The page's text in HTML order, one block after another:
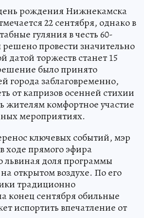
рождения Нижнекамска
22 сентября, однако в
гуляния в честь 60-
провести значительно
датой торжеств станет 15
было принято
города заблаговременно,
от капризов осенней стихии
жителям комфортное участие
мероприятиях.
ключевых событий, мэр
ходе прямого эфира
львиная доля программы
открытом воздухе. По его
традиционно
конец сентября обильные
испортить впечатление от